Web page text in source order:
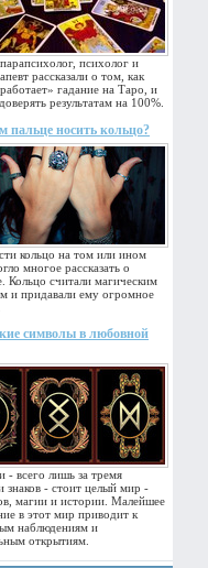
психолог и
рассказали о том, как
гадание на Таро, и
результатам на 100%.
пальце носить кольцо?
кольцо на том или ином
многое рассказать о
Кольцо считали магическим
и придавали ему огромное
символы в любовной
- всего лишь за тремя
знаков - стоит целый мир -
магии и истории. Малейшее
в этот мир приводит к
наблюдениям и
открытиям.